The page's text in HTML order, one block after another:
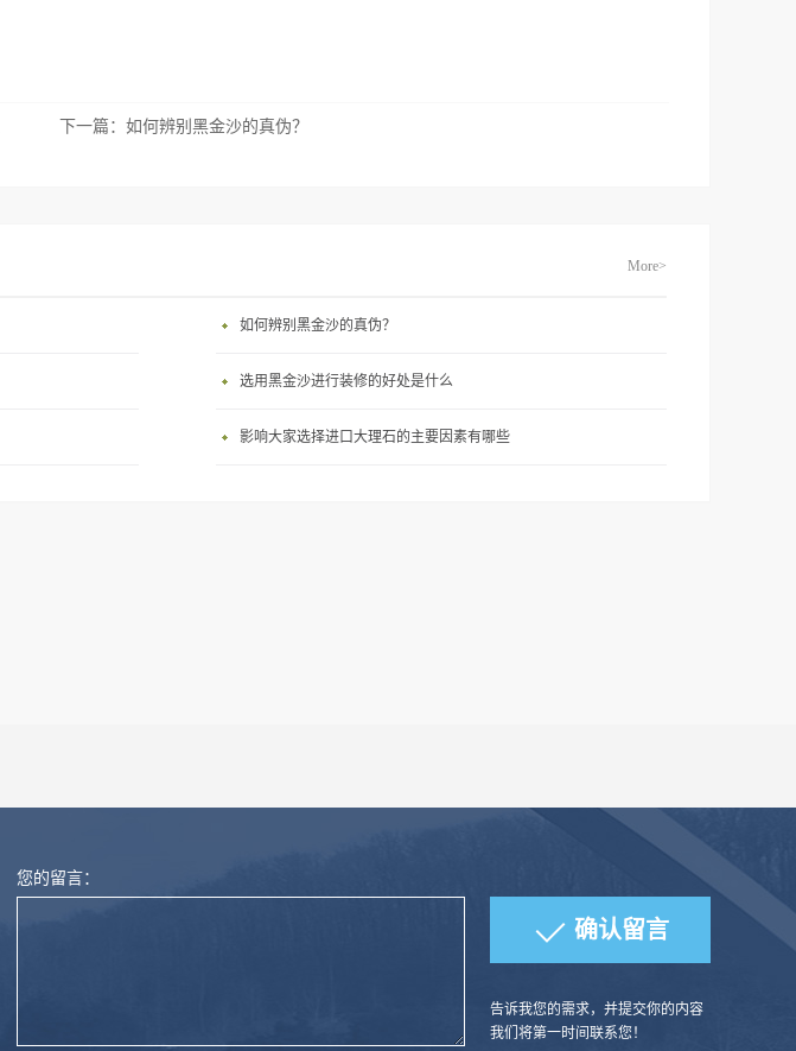
下一篇： 如何辨别黑金沙的真伪？
More>
如何辨别黑金沙的真伪？
选用黑金沙进行装修的好处是什么
影响大家选择进口大理石的主要因素有哪些
您的留言：
告诉我您的需求，并提交你的内容
我们将第一时间联系您！